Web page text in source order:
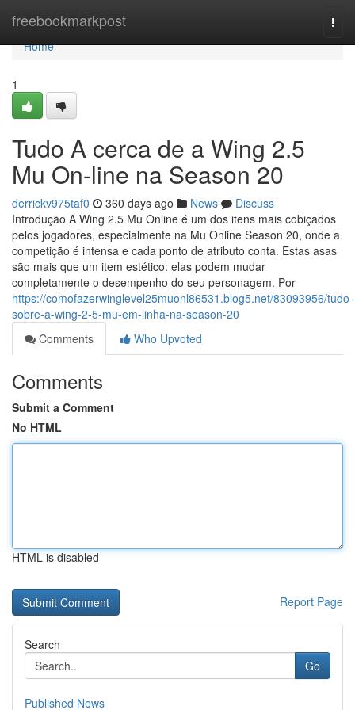
freebookmarkpost
Home
Home
1
Tudo A cerca de a Wing 2.5
Mu On-line na Season 20
derrickv975taf0 360 days ago News
Discuss
Introdução A Wing 2.5 Mu Online é um dos itens mais cobiçados
pelos jogadores, especialmente na Mu Online Season 20, onde a
competição é intensa e cada ponto de atributo conta. Estas asas
são mais que um item estético: elas podem mudar
completamente o desempenho do seu personagem. Por
https://comofazerwinglevel25muonl86531.blog5.net/83093956/tudo-
sobre-a-wing-2-5-mu-em-linha-na-season-20
Comments
Who Upvoted
Comments
Submit a Comment
No HTML
HTML is disabled
Report Page
Search
Go
Published News